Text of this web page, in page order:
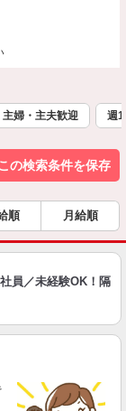
主婦・主夫歓迎 週
の検索条件を保存
順 月給順
員／未経験OK！隔